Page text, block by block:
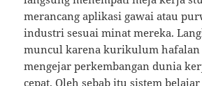
merancang aplikasi gawai atau
industri sesuai minat mereka.
muncul karena kurikulum hafalan
mengejar perkembangan dunia
cepat. Oleh sebab itu sistem